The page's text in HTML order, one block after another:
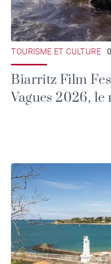
TOURISME ET CULTURE
Biarritz Film
Vagues 2026, le